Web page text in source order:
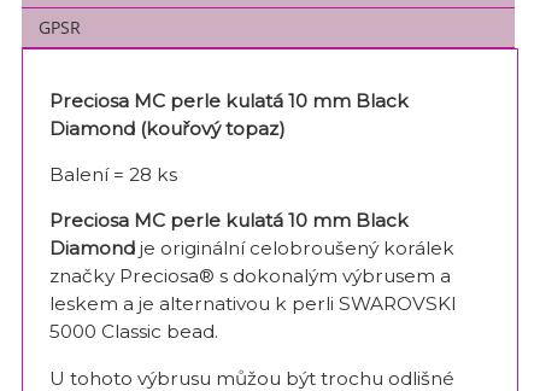
GPSR
Preciosa MC perle kulatá 10 mm Black
Diamond (kouřový topaz)
Balení = 28 ks
Preciosa MC perle kulatá 10 mm Black
Diamondje originální celobroušený korálek
značky Preciosa® s dokonalým výbrusem a
leskem a je alternativou k perli SWAROVSKI
5000 Classic bead.
U tohoto výbrusu můžou být trochu odlišné